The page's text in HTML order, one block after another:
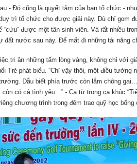
- Đó cũng là quyết tâm của ban tổ chức -
trì tổ chức cho được giải này. Dù chỉ gom
được một tân sinh viên. Và rất nhiều
đất nước sau này. Để mất đi những tài năng
tri ân những tấm lòng vàng, không chỉ với
Trẻ phát biểu. “Chỉ vậy thôi, một điều
Dẫu biết phía trước còn lắm chông
có cả tình yêu…” - Ca từ trong ca khúc
chương trình trong đêm trao quỹ học